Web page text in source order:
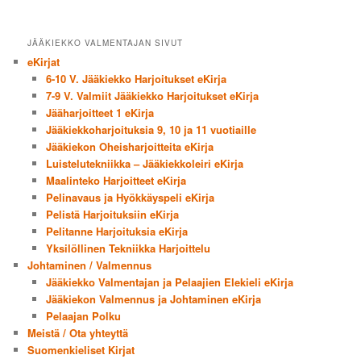
JÄÄKIEKKO VALMENTAJAN SIVUT
eKirjat
6-10 V. Jääkiekko Harjoitukset eKirja
7-9 V. Valmiit Jääkiekko Harjoitukset eKirja
Jääharjoitteet 1 eKirja
Jääkiekkoharjoituksia 9, 10 ja 11 vuotiaille
Jääkiekon Oheisharjoitteita eKirja
Luistelutekniikka – Jääkiekkoleiri eKirja
Maalinteko Harjoitteet eKirja
Pelinavaus ja Hyökkäyspeli eKirja
Pelistä Harjoituksiin eKirja
Pelitanne Harjoituksia eKirja
Yksilöllinen Tekniikka Harjoittelu
Johtaminen / Valmennus
Jääkiekko Valmentajan ja Pelaajien Elekieli eKirja
Jääkiekon Valmennus ja Johtaminen eKirja
Pelaajan Polku
Meistä / Ota yhteyttä
Suomenkieliset Kirjat